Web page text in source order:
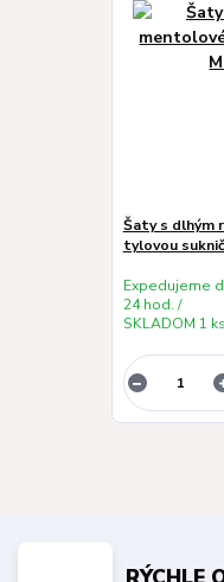
Šaty s dlhým
tylovou
Expedujeme
24 hod. /
SKLADOM 1 ks